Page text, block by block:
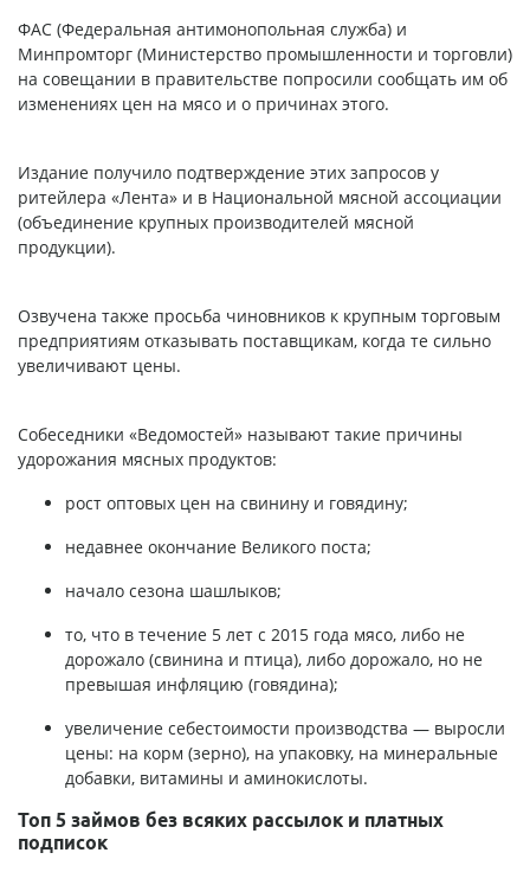
ФАС (Федеральная антимонопольная служба) и
Минпромторг (Министерство промышленности и торговли)
на совещании в правительстве попросили сообщать им об
изменениях цен на мясо и о причинах этого.
Издание получило подтверждение этих запросов у
ритейлера «Лента» и в Национальной мясной ассоциации
(объединение крупных производителей мясной
продукции).
Озвучена также просьба чиновников к крупным торговым
предприятиям отказывать поставщикам, когда те сильно
увеличивают цены.
Собеседники «Ведомостей» называют такие причины
удорожания мясных продуктов:
рост оптовых цен на свинину и говядину;
недавнее окончание Великого поста;
начало сезона шашлыков;
то, что в течение 5 лет с 2015 года мясо, либо не
дорожало (свинина и птица), либо дорожало, но не
превышая инфляцию (говядина);
увеличение себестоимости производства — выросли
цены: на корм (зерно), на упаковку, на минеральные
добавки, витамины и аминокислоты.
Топ 5 займов без всяких рассылок и платных
подписок